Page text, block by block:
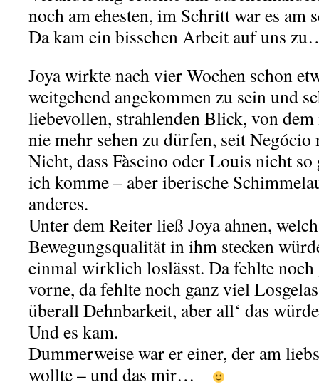
noch am ehesten, im Schritt war es am
Da kam ein bisschen Arbeit auf uns
Joya wirkte nach vier Wochen schon
weitgehend angekommen zu sein und
liebevollen, strahlenden Blick, von
nie mehr sehen zu dürfen, seit Negócio
Nicht, dass Fàscino oder Louis nicht
ich komme – aber iberische
anderes.
Unter dem Reiter ließ Joya ahnen,
Bewegungsqualität in ihm stecken
einmal wirklich loslässt. Da fehlte
vorne, da fehlte noch ganz viel
überall Dehnbarkeit, aber all‘ das
Und es kam.
Dummerweise war er einer, der am
wollte – und das mir…